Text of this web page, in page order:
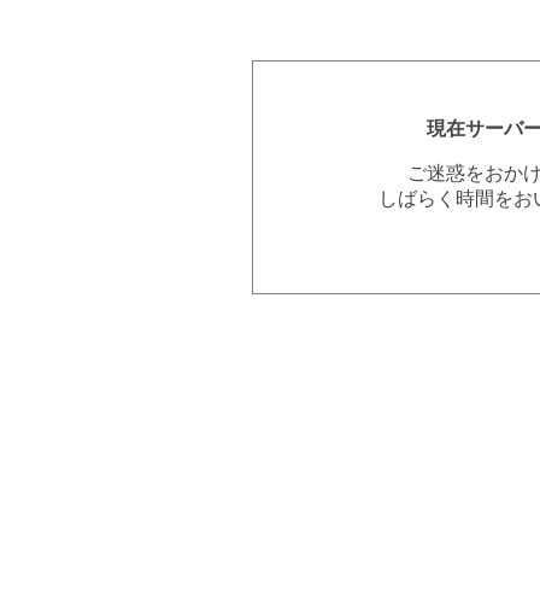
現在サーバ
ご迷惑をおか
しばらく時間を